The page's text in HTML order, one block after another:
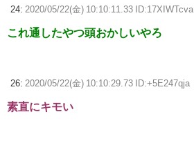
24: 2020/05/22(金) 10:10:11.33 ID:17XIWTcva
これ通したやつ頭おかしいやろ
26: 2020/05/22(金) 10:10:29.73 ID:+5E247qja
素直にキモい